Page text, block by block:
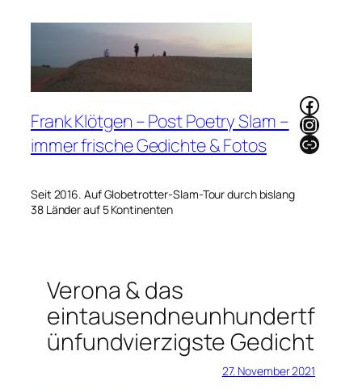
Frank Klötgen – Post Poetry Slam –
immer frische Gedichte & Fotos
Seit 2016. Auf Globetrotter-Slam-Tour durch bislang
38 Länder auf 5 Kontinenten
Link
Verona & das
eintausendneunhundertf
ünfundvierzigste Gedicht
27. November 2021